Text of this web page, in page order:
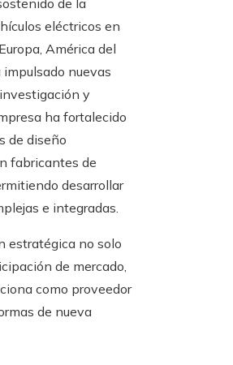
de la
eléctricos en
América del
nuevas
y
ha fortalecido
de diseño
fabricantes de
desarrollar
e integradas.
estratégica no solo
de mercado,
como proveedor
de nueva